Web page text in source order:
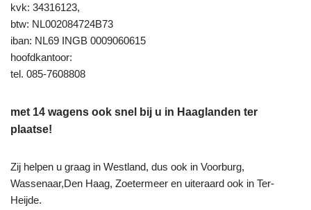
kvk: 34316123,
btw: NL002084724B73
iban: NL69 INGB 0009060615
hoofdkantoor:
tel. 085-7608808
met 14 wagens ook snel bij u in Haaglanden ter
plaatse!
Zij helpen u graag in Westland, dus ook in Voorburg,
Wassenaar,Den Haag, Zoetermeer en uiteraard ook in Ter-
Heijde.